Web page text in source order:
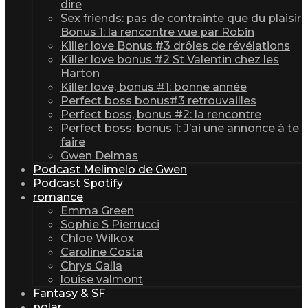
dire
Sex friends: pas de contrainte que du plaisir
Bonus 1: la rencontre vue par Robin
Killer love Bonus #3 drôles de révélations
Killer love bonus #2 St Valentin chez les
Harton
Killer love, bonus #1: bonne année
Perfect boss bonus#3 retrouvailles
Perfect boss, bonus #2: la rencontre
Perfect boss: bonus 1: J’ai une annonce à te
faire
Gwen Delmas
Podcast Melimelo de Gwen
Podcast Spotify
romance
Emma Green
Sophie S Pierrucci
Chloe Wilkox
Caroline Costa
Chrys Galia
louise valmont
Fantasy & SF